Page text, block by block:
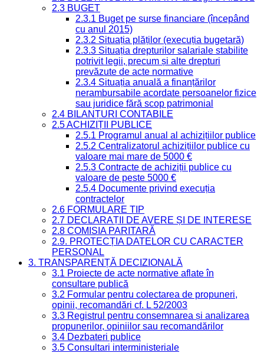
2.3 BUGET
2.3.1 Buget pe surse financiare (începând
cu anul 2015)
2.3.2 Situația plăților (execuția bugetară)
2.3.3 Situația drepturilor salariale stabilite
potrivit legii, precum și alte drepturi
prevăzute de acte normative
2.3.4 Situația anuală a finanțărilor
nerambursabile acordate persoanelor fizice
sau juridice fără scop patrimonial
2.4 BILANȚURI CONTABILE
2.5 ACHIZIȚII PUBLICE
2.5.1 Programul anual al achizițiilor publice
2.5.2 Centralizatorul achizițiilor publice cu
valoare mai mare de 5000 €
2.5.3 Contracte de achiziții publice cu
valoare de peste 5000 €
2.5.4 Documente privind execuția
contractelor
2.6 FORMULARE TIP
2.7 DECLARAȚII DE AVERE ȘI DE INTERESE
2.8 COMISIA PARITARĂ
2.9. PROTECȚIA DATELOR CU CARACTER
PERSONAL
3. TRANSPARENȚĂ DECIZIONALĂ
3.1 Proiecte de acte normative aflate în
consultare publică
3.2 Formular pentru colectarea de propuneri,
opinii, recomandări cf. L 52/2003
3.3 Registrul pentru consemnarea și analizarea
propunerilor, opiniilor sau recomandărilor
3.4 Dezbateri publice
3.5 Consultari interministeriale